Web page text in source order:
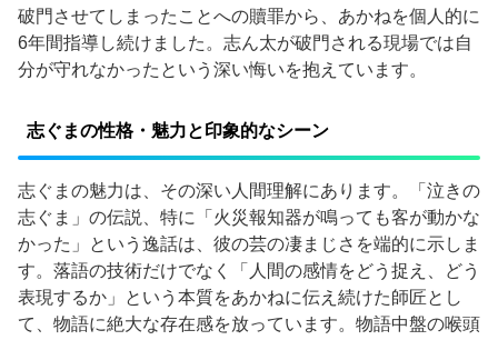
破門させてしまったことへの贖罪から、あかねを個人的に
6年間指導し続けました。志ん太が破門される現場では自
分が守れなかったという深い悔いを抱えています。
志ぐまの性格・魅力と印象的なシーン
志ぐまの魅力は、その深い人間理解にあります。「泣きの
志ぐま」の伝説、特に「火災報知器が鳴っても客が動かな
かった」という逸話は、彼の芸の凄まじさを端的に示しま
す。落語の技術だけでなく「人間の感情をどう捉え、どう
表現するか」という本質をあかねに伝え続けた師匠とし
て、物語に絶大な存在感を放っています。物語中盤の喉頭